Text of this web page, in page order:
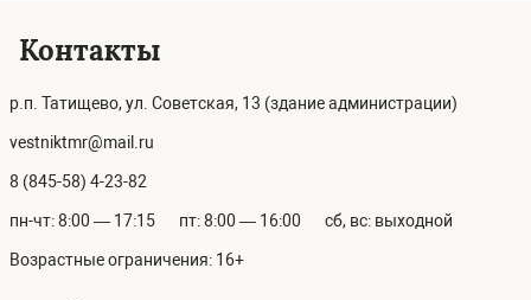
Контакты
р.п. Татищево, ул. Советская, 13 (здание администрации)
vestniktmr@mail.ru
8 (845-58) 4-23-82
пн-чт: 8:00 — 17:15 пт: 8:00 — 16:00 сб, вс: выходной
Возрастные ограничения: 16+